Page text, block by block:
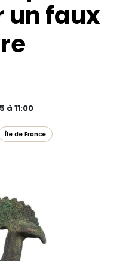
un faux
à 11:00
Île‑de‑France